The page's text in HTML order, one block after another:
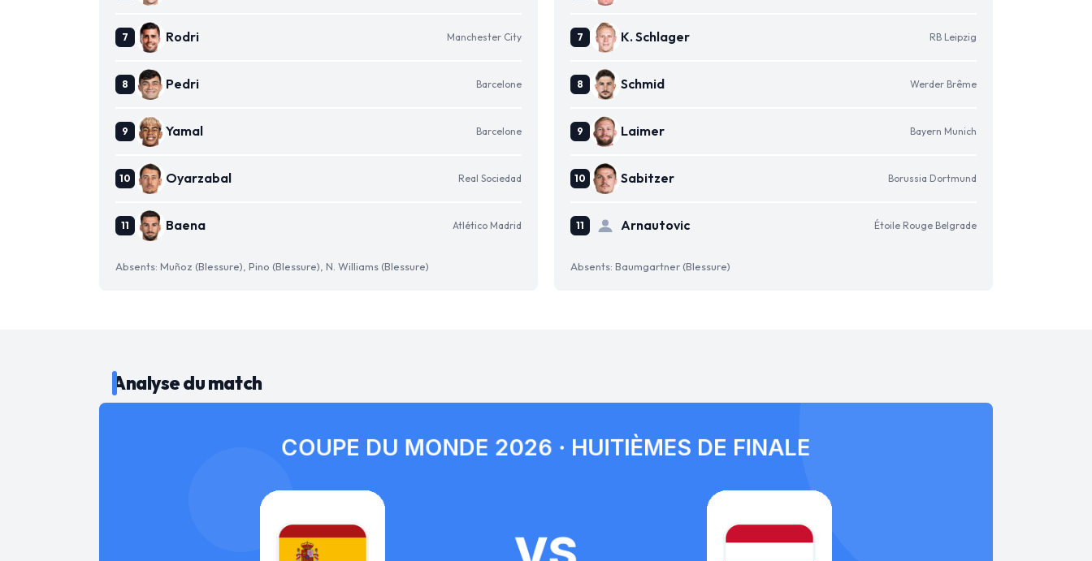
Rodri Manchester City
Pedri Barcelone
Yamal Barcelone
Oyarzabal Real Sociedad
Baena Atlético Madrid
Absents: Muñoz (Blessure), Pino (Blessure), N. Williams (Blessure)
K. Schlager RB Leipzig
Schmid Werder Brême
Laimer Bayern Munich
Sabitzer Borussia Dortmund
Arnautovic Étoile Rouge Belgrade
Absents: Baumgartner (Blessure)
Analyse du match